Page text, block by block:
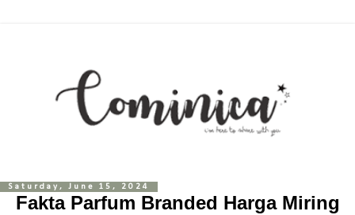
Saturday, June 15, 2024
Fakta Parfum Branded Harga Miring